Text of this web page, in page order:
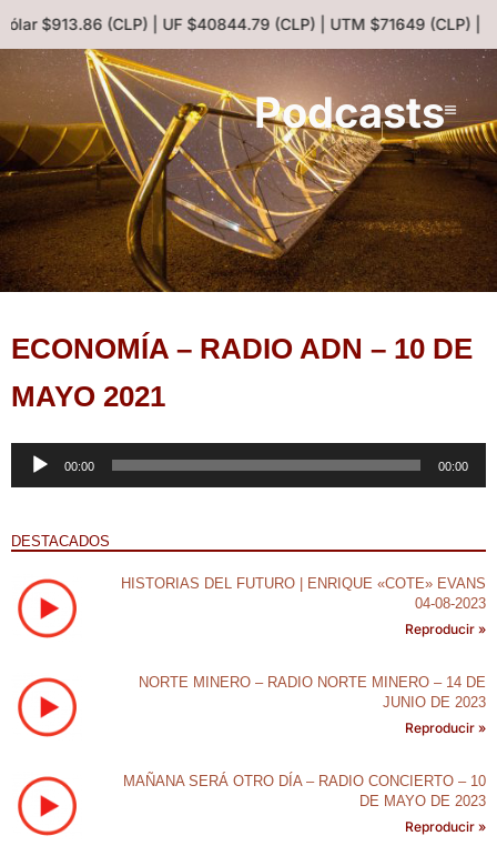
$913.86 (CLP) | UF $40844.79 (CLP) | UTM $71649 (CLP) |
Podcasts
ECONOMÍA – RADIO ADN – 10 DE
MAYO 2021
Reproductor
00:00 00:00
DESTACADOS
HISTORIAS DEL FUTURO | ENRIQUE «COTE» EVANS
04-08-2023
Reproducir »
NORTE MINERO – RADIO NORTE MINERO – 14 DE
JUNIO DE 2023
Reproducir »
MAÑANA SERÁ OTRO DÍA – RADIO CONCIERTO – 10
DE MAYO DE 2023
Reproducir »